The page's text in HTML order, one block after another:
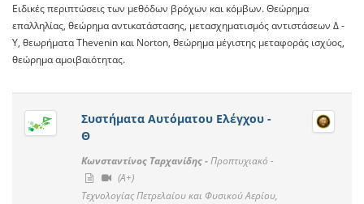
Ειδικές περιπτώσεις των μεθόδων βρόχων και κόμβων. Θεώρημα
επαλληλίας, θεώρημα αντικατάστασης, μετασχηματισμός αντιστάσεων Δ -
Υ, θεωρήματα Thevenin και Norton, θεώρημα μέγιστης μεταφοράς ισχύος,
θεώρημα αμοιβαιότητας.
Συστήματα Αυτόματου Ελέγχου -
Θ
Κωνσταντίνος Ταρχανίδης -Προπτυχιακό -
(A+)
Τεχνολογίας Πετρελαίου και Φυσικού Αερίου,